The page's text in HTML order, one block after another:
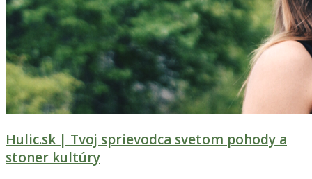
Hulic.sk | Tvoj sprievodca svetom pohody a
stoner kultúry